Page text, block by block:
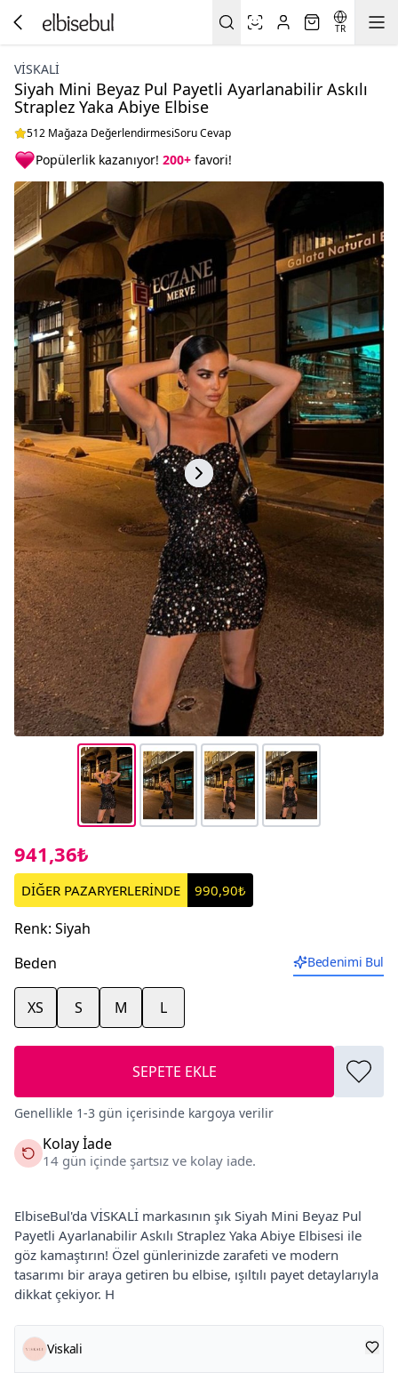
TR
VİSKALİ
Siyah Mini Beyaz Pul Payetli Ayarlanabilir Askılı
Straplez Yaka Abiye Elbise
512 Mağaza DeğerlendirmesiSoru Cevap
Popülerlik kazanıyor! 200+ favori!
941,36₺
DİĞER PAZARYERLERİNDE 990,90₺
Renk: Siyah
Beden
Bedenimi Bul
XS S M L
SEPETE EKLE
Genellikle 1-3 gün içerisinde kargoya verilir
Kolay İade
14 gün içinde şartsız ve kolay iade.
ElbiseBul'da VİSKALİ markasının şık Siyah Mini Beyaz Pul
Payetli Ayarlanabilir Askılı Straplez Yaka Abiye Elbisesi ile
göz kamaştırın! Özel günlerinizde zarafeti ve modern
tasarımı bir araya getiren bu elbise, ışıltılı payet detaylarıyla
dikkat çekiyor. H
Viskali